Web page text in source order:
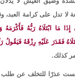
لا تدل على كرامة العبد،
إِذَا مَا ابْتَلَاهُ رَبُّهُ
فَقَدَرَ عَلَيْهِ رِزْقَهُ فَيَقُولُ
كذلك.
عذرًا للتخلف عن طلب